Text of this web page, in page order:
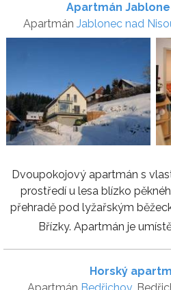
Apartmán
Apartmán Jablonec nad
Dvoupokojový apartmán s
prostředí u lesa blízko
přehradě pod lyžařským
Břízky. Apartmán je
Horský
Apartmán Bedřichov ,